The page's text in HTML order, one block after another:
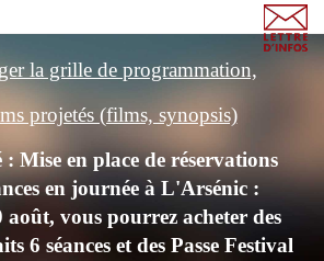
la grille de programmation,
projetés (films, synopsis)
Mise en place de réservations
en journée à L'Arsénic :
vous pourrez acheter des
6 séances et des Passe Festival